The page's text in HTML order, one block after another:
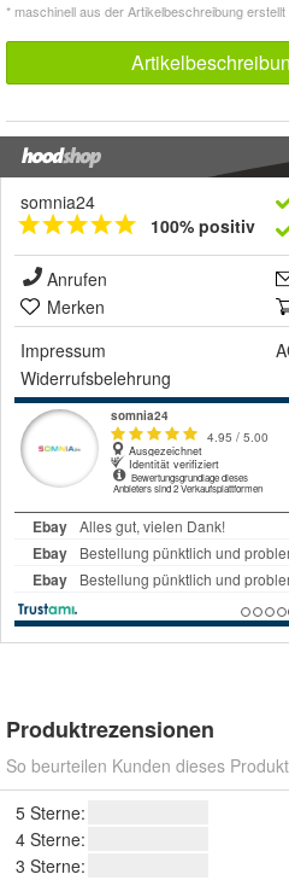
* maschinell aus der Artikelbeschreibung erstellt
somnia24
100% positiv
Anrufen
Merken
Impressum
Widerrufsbelehrung
Produktrezensionen
So beurteilen Kunden dieses
5 Sterne:
4 Sterne:
3 Sterne: